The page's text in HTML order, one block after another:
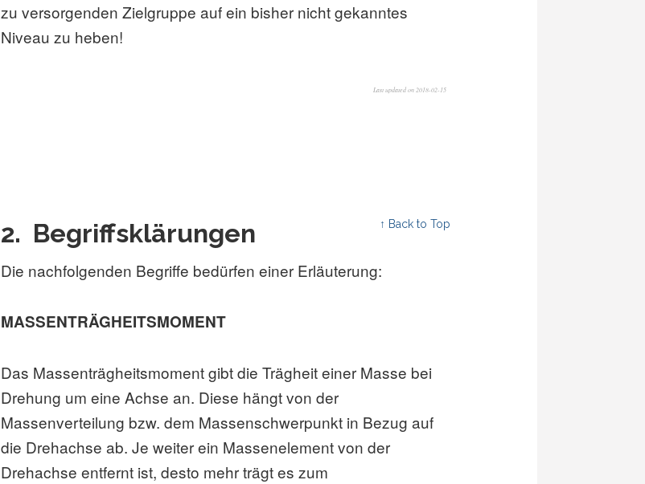
zu versorgenden Zielgruppe auf ein bisher nicht gekanntes
Niveau zu heben!
Last updated on 2018-02-15
2. Begriffsklärungen ↑ Back to Top
Die nachfolgenden Begriffe bedürfen einer Erläuterung:
MASSENTRÄGHEITSMOMENT
Das Massenträgheitsmoment gibt die Trägheit einer Masse bei
Drehung um eine Achse an. Diese hängt von der
Massenverteilung bzw. dem Massenschwerpunkt in Bezug auf
die Drehachse ab. Je weiter ein Massenelement von der
Drehachse entfernt ist, desto mehr trägt es zum